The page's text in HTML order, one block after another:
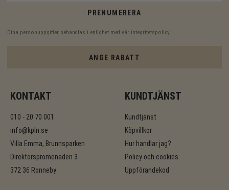
PRENUMERERA
Dina personuppgifter behandlas i enlighet med vår integritetspolicy.
ANGE RABATT
KONTAKT
010 - 20 70 001
info@kpln.se
Villa Emma, Brunnsparken
Direktörspromenaden 3
372 36 Ronneby
KUNDTJÄNST
Kundtjänst
Köpvillkor
Hur handlar jag?
Policy och cookies
Uppförandekod